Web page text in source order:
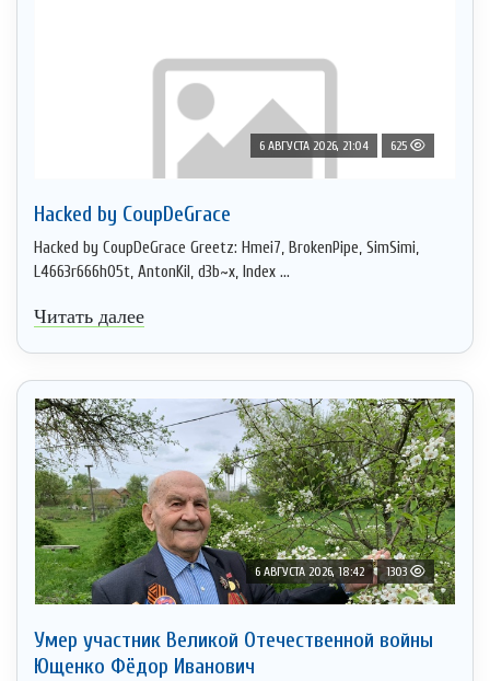
6 АВГУСТА 2026, 21:04 625
Hacked by CoupDeGrace
Hacked by CoupDeGrace Greetz: Hmei7, BrokenPipe, SimSimi,
L4663r666h05t, AntonKil, d3b~x, Index ...
Читать далее
6 АВГУСТА 2026, 18:42 1303
Умер участник Великой Отечественной войны
Ющенко Фёдор Иванович